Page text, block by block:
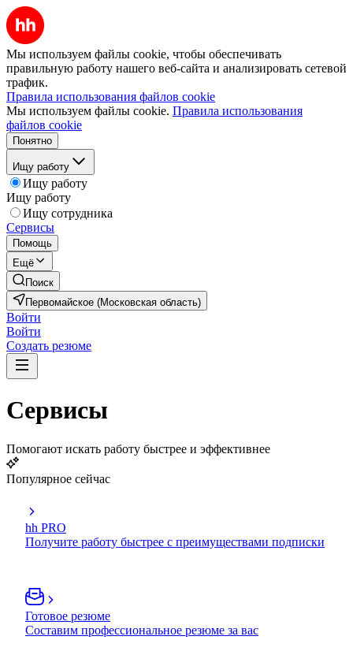
Мы используем файлы cookie, чтобы обеспечивать
правильную работу нашего веб-сайта и анализировать сетевой
трафик.
Правила использования файлов cookie
Мы используем файлы cookie. Правила использования
файлов cookie
Понятно
Ищу работу
Ищу работу
Ищу работу
Ищу сотрудника
Сервисы
Помощь
Ещё
Поиск
Первомайское (Московская область)
Войти
Войти
Создать резюме
Сервисы
Помогают искать работу быстрее и эффективнее
Популярное сейчас
hh PRO
Получите работу быстрее с преимуществами подписки
Готовое резюме
Составим профессиональное резюме за вас